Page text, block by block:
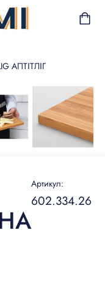
АПТІТЛІГ
Артикул:
602.334.26